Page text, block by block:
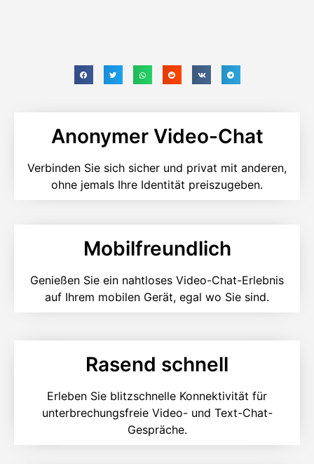
Anonymer Video-Chat
Verbinden Sie sich sicher und privat mit anderen,
ohne jemals Ihre Identität preiszugeben.
Mobilfreundlich
Genießen Sie ein nahtloses Video-Chat-Erlebnis
auf Ihrem mobilen Gerät, egal wo Sie sind.
Rasend schnell
Erleben Sie blitzschnelle Konnektivität für
unterbrechungsfreie Video- und Text-Chat-
Gespräche.